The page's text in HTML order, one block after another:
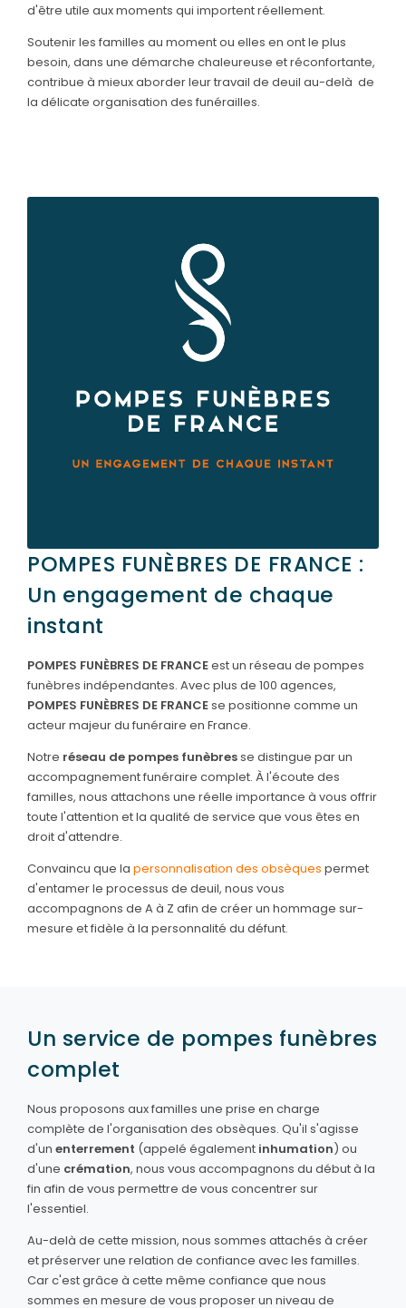
d'être utile aux moments qui importent réellement.
Soutenir les familles au moment ou elles en ont le plus
besoin, dans une démarche chaleureuse et réconfortante,
contribue à mieux aborder leur travail de deuil au-delà de
la délicate organisation des funérailles.
POMPES FUNÈBRES DE FRANCE :
Un engagement de chaque
instant
POMPES FUNÈBRES DE FRANCEest un réseau de pompes
funèbres indépendantes. Avec plus de 100 agences,
POMPES FUNÈBRES DE FRANCEse positionne comme un
acteur majeur du funéraire en France.
Notre réseau de pompes funèbresse distingue par un
accompagnement funéraire complet. À l'écoute des
familles, nous attachons une réelle importance à vous offrir
toute l'attention et la qualité de service que vous êtes en
droit d'attendre.
Convaincu que la personnalisation des obsèques permet
d'entamer le processus de deuil, nous vous
accompagnons de A à Z afin de créer un hommage sur-
mesure et fidèle à la personnalité du défunt.
Un service de pompes funèbres
complet
Nous proposons aux familles une prise en charge
complète de l'organisation des obsèques. Qu'il s'agisse
d'un enterrement (appelé également inhumation) ou
d'une crémation, nous vous accompagnons du début à la
fin afin de vous permettre de vous concentrer sur
l'essentiel.
Au-delà de cette mission, nous sommes attachés à créer
et préserver une relation de confiance avec les familles.
Car c'est grâce à cette même confiance que nous
sommes en mesure de vous proposer un niveau de